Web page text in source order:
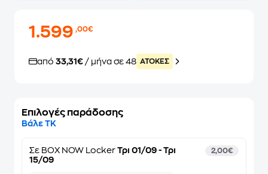
1.599,00€
από 33,31€ / μήνα σε 48 ATOKEΣ
Επιλογές παράδοσης
Βάλε ΤΚ
Σε BOX NOW Locker Τρι 01/09 - Τρι
15/09
2,00€